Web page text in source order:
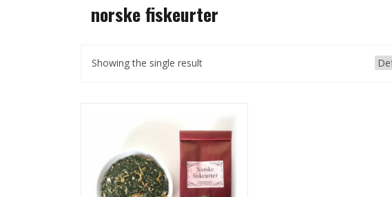
norske fiskeurter
Showing the single result